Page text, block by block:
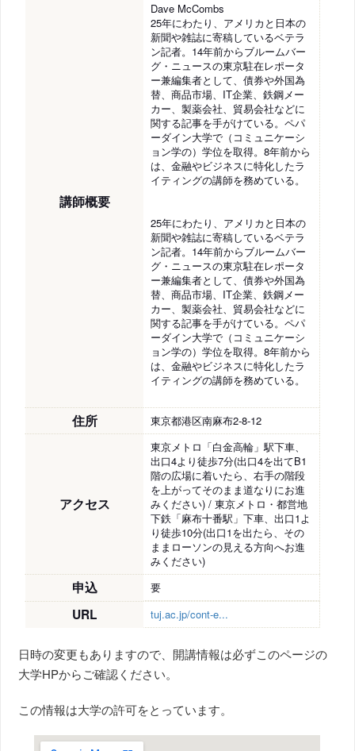
講師概要
Dave McCombs
25年にわたり、アメリカと日本の
新聞や雑誌に寄稿しているベテラ
ン記者。14年前からブルームバー
グ・ニュースの東京駐在レポータ
ー兼編集者として、債券や外国為
替、商品市場、IT企業、鉄鋼メー
カー、製薬会社、貿易会社などに
関する記事を手がけている。ペパ
ーダイン大学で（コミュニケーシ
ョン学の）学位を取得。8年前から
は、金融やビジネスに特化したラ
イティングの講師を務めている。
25年にわたり、アメリカと日本の
新聞や雑誌に寄稿しているベテラ
ン記者。14年前からブルームバー
グ・ニュースの東京駐在レポータ
ー兼編集者として、債券や外国為
替、商品市場、IT企業、鉄鋼メー
カー、製薬会社、貿易会社などに
関する記事を手がけている。ペパ
ーダイン大学で（コミュニケーシ
ョン学の）学位を取得。8年前から
は、金融やビジネスに特化したラ
イティングの講師を務めている。
住所 東京都港区南麻布2-8-12
アクセス
東京メトロ「白金高輪」駅下車、
出口4より徒歩7分(出口4を出てB1
階の広場に着いたら、右手の階段
を上がってそのまま道なりにお進
みください) / 東京メトロ・都営地
下鉄「麻布十番駅」下車、出口1よ
り徒歩10分(出口1を出たら、その
ままローソンの見える方向へお進
みください)
申込 要
URL tuj.ac.jp/cont-e...
日時の変更もありますので、開講情報は必ずこのページの
大学HPからご確認ください。
この情報は大学の許可をとっています。